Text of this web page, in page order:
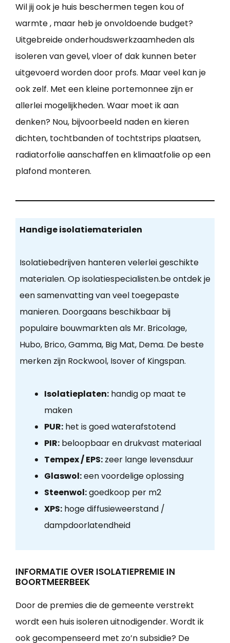
Wil jij ook je huis beschermen tegen kou of
warmte , maar heb je onvoldoende budget?
Uitgebreide onderhoudswerkzaamheden als
isoleren van gevel, vloer of dak kunnen beter
uitgevoerd worden door profs. Maar veel kan je
ook zelf. Met een kleine portemonnee zijn er
allerlei mogelijkheden. Waar moet ik aan
denken? Nou, bijvoorbeeld naden en kieren
dichten, tochtbanden of tochtstrips plaatsen,
radiatorfolie aanschaffen en klimaatfolie op een
plafond monteren.
Handige isolatiematerialen
Isolatiebedrijven hanteren velerlei geschikte
materialen. Op isolatiespecialisten.be ontdek je
een samenvatting van veel toegepaste
manieren. Doorgaans beschikbaar bij
populaire bouwmarkten als Mr. Bricolage,
Hubo, Brico, Gamma, Big Mat, Dema. De beste
merken zijn Rockwool, Isover of Kingspan.
Isolatieplaten:handig op maat te
maken
PUR:het is goed waterafstotend
PIR:beloopbaar en drukvast materiaal
Tempex / EPS:zeer lange levensduur
Glaswol:een voordelige oplossing
Steenwol:goedkoop per m2
XPS:hoge diffusieweerstand /
dampdoorlatendheid
INFORMATIE OVER ISOLATIEPREMIE IN
BOORTMEERBEEK
Door de premies die de gemeente verstrekt
wordt een huis isoleren uitnodigender. Wordt ik
ook gecompenseerd met zo’n subsidie? De